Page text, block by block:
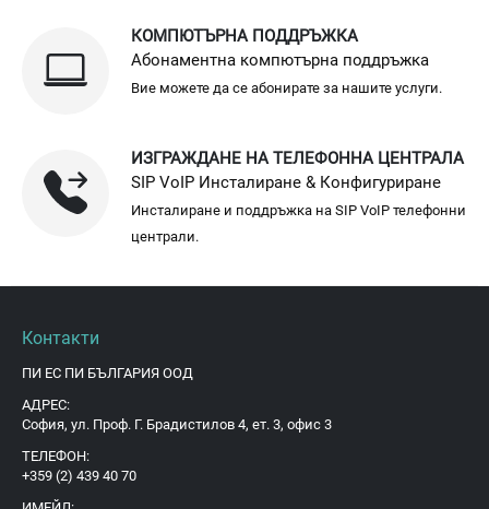
КОМПЮТЪРНА ПОДДРЪЖКА
Абонаментна компютърна поддръжка
Вие можете да се абонирате за нашите услуги.
ИЗГРАЖДАНЕ НА ТЕЛЕФОННА ЦЕНТРАЛА
SIP VoIP Инсталиране & Конфигуриране
Инсталиране и поддръжка на SIP VoIP телефонни
централи.
Контакти
ПИ ЕС ПИ БЪЛГАРИЯ ООД
АДРЕС:
София, ул. Проф. Г. Брадистилов 4, ет. 3, офис 3
ТЕЛЕФОН:
+359 (2) 439 40 70